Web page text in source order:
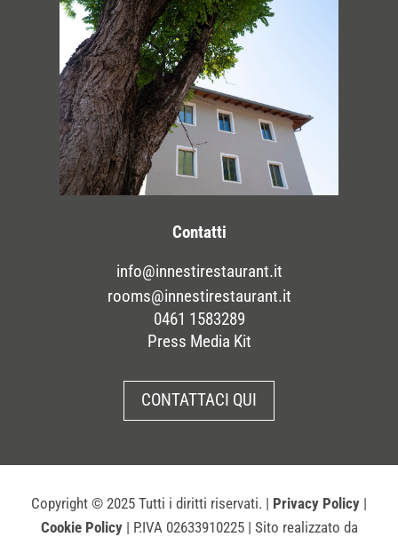
Contatti
info@innestirestaurant.it
rooms@innestirestaurant.it
0461 1583289
Press Media Kit
CONTATTACI QUI
Copyright © 2025 Tutti i diritti riservati. | Privacy Policy |
Cookie Policy| P.IVA 02633910225 | Sito realizzato da